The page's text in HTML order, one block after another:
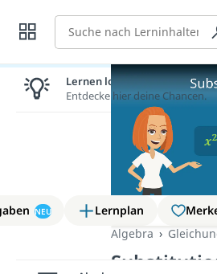
Suche
NEU Lernplan
Algebra
Lernen lohnt sich!
Entdecke hier deine Chancen.